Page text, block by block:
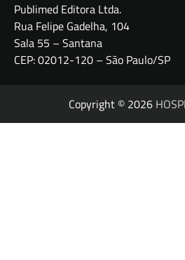
Publimed Editora Ltda.
Rua Felipe Gadelha, 104
Sala 55 – Santana
CEP: 02012-120 – São Paulo/SP
Copyright © 2026